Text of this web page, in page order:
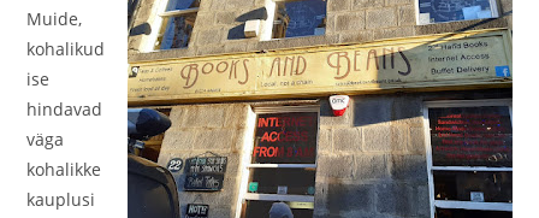
Muide,
kohalikud
ise
hindavad
väga
kohalikke
kauplusi